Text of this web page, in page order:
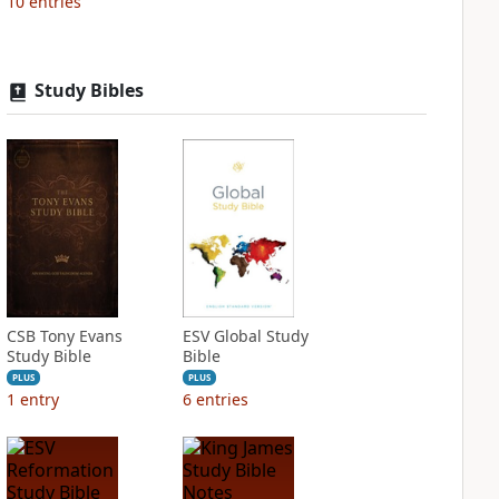
Study Bibles
CSB Tony Evans
Study Bible
PLUS
1 entry
ESV Global Study
Bible
PLUS
6 entries